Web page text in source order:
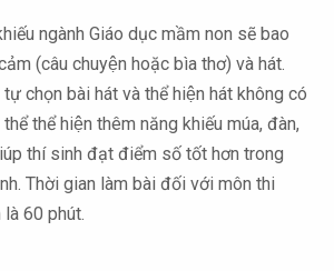
ngành Giáo dục mầm non sẽ bao
(câu chuyện hoặc bìa thơ) và hát.
chọn bài hát và thể hiện hát không có
thể hiện thêm năng khiếu múa, đàn,
thí sinh đạt điểm số tốt hơn trong
Thời gian làm bài đối với môn thi
60 phút.